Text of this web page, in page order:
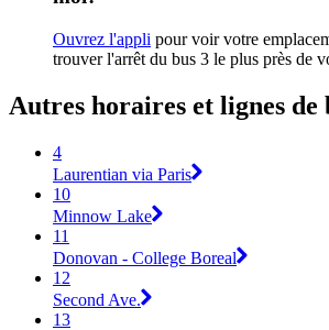
Ouvrez l'appli pour voir votre
trouver l'arrêt du bus 3 le plus près de
Autres horaires et lignes de
4
Laurentian via Paris
10
Minnow Lake
11
Donovan - College Boreal
12
Second Ave.
13